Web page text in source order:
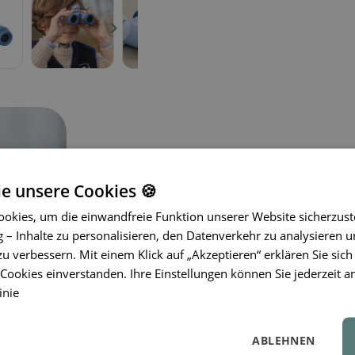
Das Waschbär-Fernglas von The
neugierige Entdecker. Mit der8-
liegt es leicht in Kinderhändenund
Natur, Tiere oder entfernte Objekte.
jedem Kind gut passt. Dank seiner
Abenteuer. Und das Beste? Es ist
unsere Cookies 🍪
um die einwandfreie Funktion unserer Website
Inhalte zu personalisieren, den Datenverkehr zu analysieren
verbessern. Mit einem Klick auf „Akzeptieren“ erklären Sie
einverstanden. Ihre Einstellungen können Sie jederzeit
ABLEHNEN